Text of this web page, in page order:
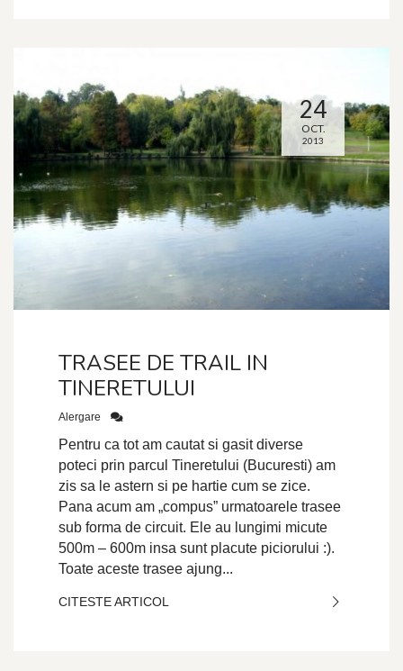
24
OCT.
2013
TRASEE DE TRAIL IN
TINERETULUI
Alergare
Pentru ca tot am cautat si gasit diverse
poteci prin parcul Tineretului (Bucuresti) am
zis sa le astern si pe hartie cum se zice.
Pana acum am „compus” urmatoarele trasee
sub forma de circuit. Ele au lungimi micute
500m – 600m insa sunt placute piciorului :).
Toate aceste trasee ajung...
CITESTE ARTICOL